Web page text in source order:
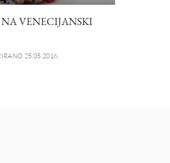
VENECIJANSKI
25.05.2016.